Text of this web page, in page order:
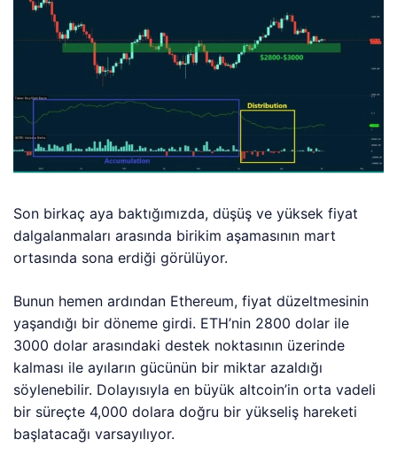
Son birkaç aya baktığımızda, düşüş ve yüksek fiyat
dalgalanmaları arasında birikim aşamasının mart
ortasında sona erdiği görülüyor.
Bunun hemen ardından Ethereum, fiyat düzeltmesinin
yaşandığı bir döneme girdi. ETH’nin 2800 dolar ile
3000 dolar arasındaki destek noktasının üzerinde
kalması ile ayıların gücünün bir miktar azaldığı
söylenebilir. Dolayısıyla en büyük altcoin’in orta vadeli
bir süreçte 4,000 dolara doğru bir yükseliş hareketi
başlatacağı varsayılıyor.